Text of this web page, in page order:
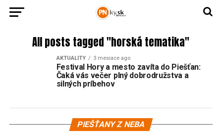
All posts tagged "horská tematika"
AKTUALITY 3 mesiace ago
Festival Hory a mesto zavíta do Piešťan:
Čaká vás večer plný dobrodružstva a
silných príbehov
PIEŠŤANY Z NEBA